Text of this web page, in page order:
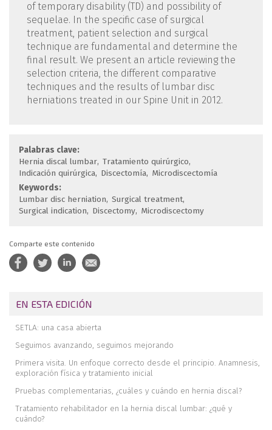
of temporary disability (TD) and possibility of
sequelae. In the specific case of surgical
treatment, patient selection and surgical
technique are fundamental and determine the
final result. We present an article reviewing the
selection criteria, the different comparative
techniques and the results of lumbar disc
herniations treated in our Spine Unit in 2012.
Palabras clave:
Hernia discal lumbar Tratamiento quirúrgico
Indicación quirúrgica Discectomía Microdiscectomía
Keywords:
Lumbar disc herniation Surgical treatment
Surgical indication
Discectomy Microdiscectomy
Comparte este contenido
EN ESTA EDICIÓN
SETLA: una casa abierta
Seguimos avanzando, seguimos mejorando
Primera visita. Un enfoque correcto desde el principio. Anamnesis,
exploración física y tratamiento inicial
Pruebas complementarias, ¿cuáles y cuándo en hernia discal?
Tratamiento rehabilitador en la hernia discal lumbar: ¿qué y
cuándo?